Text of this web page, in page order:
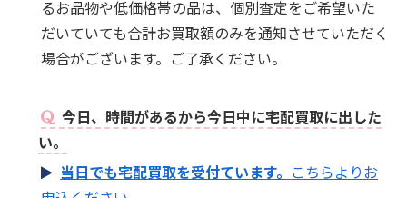
るお品物や低価格帯の品は、個別査定をご希望いた
だいていても合計お買取額のみを通知させていただく
場合がございます。ご了承ください。
今日、時間があるから今日中に宅配買取に出した
い。
当日でも宅配買取を受付ています。 こちらよりお